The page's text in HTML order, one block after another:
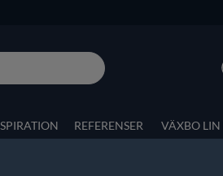
REFERENSER VÄXBO